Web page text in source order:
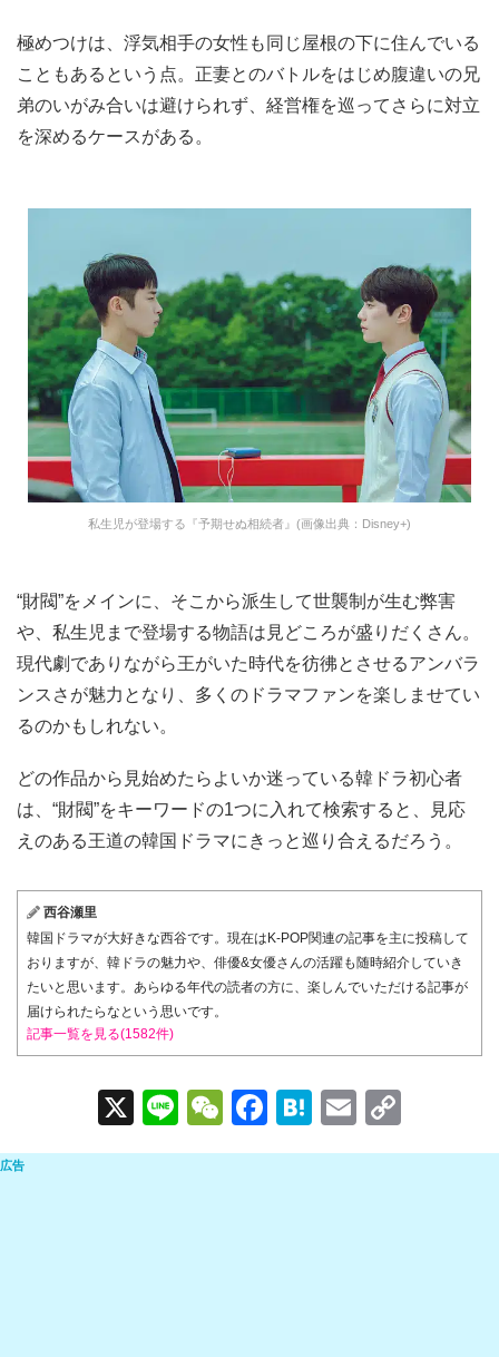
私生児が登場する『予期せぬ相続者』(画像出典：Disney+)
“財閥”をメインに、そこから派生して世襲制が生む弊害
や、私生児まで登場する物語は見どころが盛りだくさん。
現代劇でありながら王がいた時代を彷彿とさせるアンバラ
どの作品から見始めたらよいか迷っている韓ドラ初心者
は、“財閥”をキーワードの1つに入れて検索すると、見応
えのある王道の韓国ドラマにきっと巡り合えるだろう。
韓国ドラマが大好きな西谷です。現在はK-POP関連の記事を主に投稿して
おりますが、韓ドラの魅力や、俳優&女優さんの活躍も随時紹介していき
たいと思います。あらゆる年代の読者の方に、楽しんでいただける記事が
X Li
n
e
W
e
h
at
F
a
e
b
o
H
at
n
a
E
m
C
o
y